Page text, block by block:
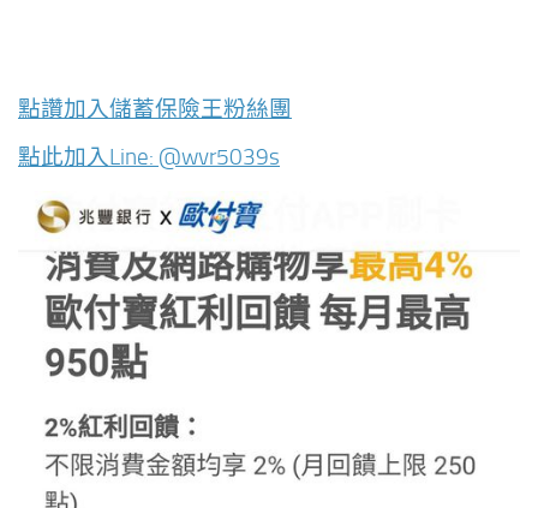
點讚加入儲蓄保險王粉絲團
點此加入Line: @wvr5039s